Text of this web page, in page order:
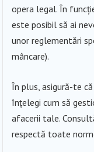
opera legal. În
este posibil să ai
unor reglementări
mâncare).
În plus, asigură-te
înțelegi cum să
afacerii tale.
respectă toate